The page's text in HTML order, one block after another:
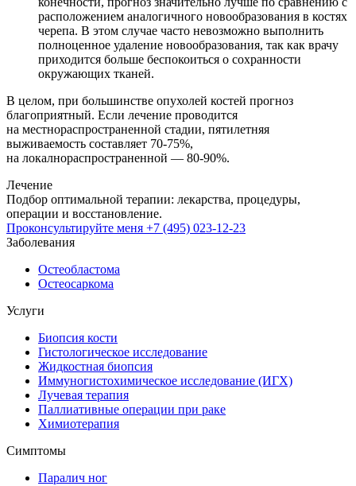
расположением аналогичного новообразования в костях
черепа. В этом случае часто невозможно выполнить
полноценное удаление новообразования, так как врачу
приходится больше беспокоиться о сохранности
окружающих тканей.
В целом, при большинстве опухолей костей прогноз
благоприятный. Если лечение проводится
на местнораспространенной стадии, пятилетняя
выживаемость составляет 70-75%,
на локалнораспространенной — 80-90%.
Лечение
Подбор оптимальной терапии: лекарства, процедуры,
операции и восстановление.
Проконсультируйте меня +7 (495) 023-12-23
Заболевания
Остеобластома
Остеосаркома
Услуги
Биопсия кости
Гистологическое исследование
Жидкостная биопсия
Иммуногистохимическое исследование (ИГХ)
Лучевая терапия
Паллиативные операции при раке
Химиотерапия
Симптомы
Паралич ног